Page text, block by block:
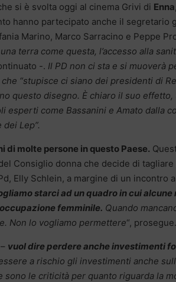
si è svolta oggi al cinema Grivi di Enna
hanno partecipato anche il segretario
Marino, Marco Sarracino e Peppe
terra come questa, l’accesso alla
-. Il PD non ci sta e si muoverà
“stupisce ci siano dei presidenti di
questo disegno. È chiaro il suo effetto,
esperti come Bassanini e Amato dalla
Lep”.
di molte persone in questo Paese.
Consiglio donna che decide di
Elly Schlein, a margine di un incontro
starci ad un quadro in cui
femminile. Quando
Non lo vogliamo permettere“, prosegue.
vuol dire perdere anche investimenti
a rischio gli investimenti anche
sono le criticità per quanto riguarda la